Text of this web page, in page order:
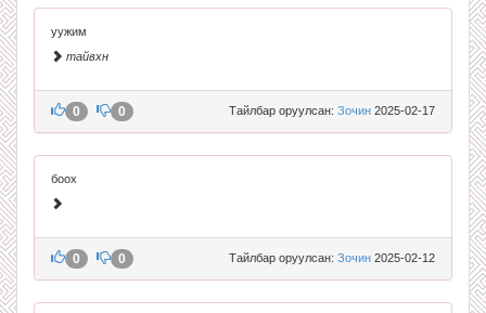
уужим
тайвхн
Тайлбар оруулсан: Зочин 2025-02-17
0 0
боох
Тайлбар оруулсан: Зочин 2025-02-12
0 0